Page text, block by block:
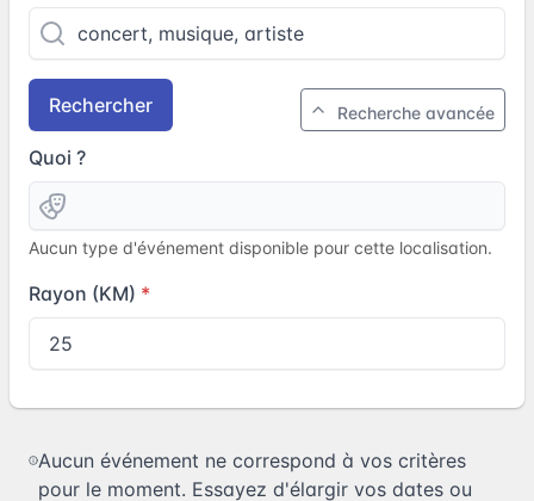
Rechercher Recherche avancée
Quoi ?
Aucun type d'événement disponible pour cette localisation.
Rayon (KM)
Aucun événement ne correspond à vos critères
pour le moment. Essayez d'élargir vos dates ou